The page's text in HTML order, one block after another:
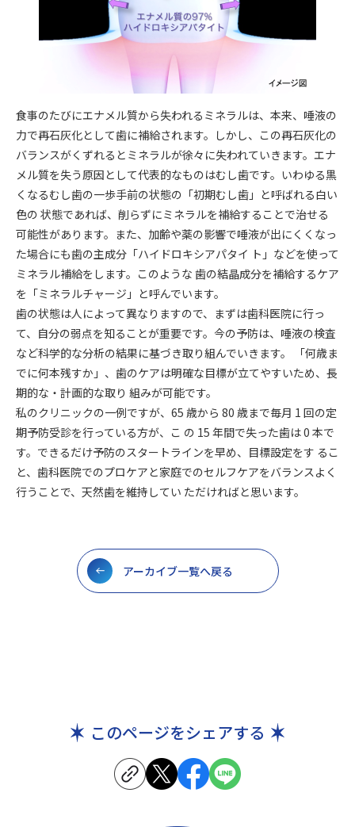
食事のたびにエナメル質から失われるミネラルは、本来、唾液の
力で再石灰化として歯に補給されます。しかし、この再石灰化の
バランスがくずれるとミネラルが徐々に失われていきます。エナ
メル質を失う原因として代表的なものはむし歯です。いわゆる黒
くなるむし歯の一歩手前の状態の「初期むし歯」と呼ばれる白い
色の 状態であれば、削らずにミネラルを補給することで治せる
可能性があります。また、加齢や薬の影響で唾液が出にくくなっ
た場合にも歯の主成分「ハイドロキシアパタイ ト」などを使って
ミネラル補給をします。このような 歯の結晶成分を補給するケア
を「ミネラルチャージ」と呼んでいます。
歯の状態は人によって異なりますので、まずは歯科医院に行っ
て、自分の弱点を知ることが重要です。今の予防は、唾液の検査
など科学的な分析の結果に基づき取り組んでいきます。 「何歳ま
でに何本残すか」、歯のケアは明確な目標が立てやすいため、長
期的な・計画的な取り 組みが可能です。
私のクリニックの一例ですが、65 歳から 80 歳まで毎月 1 回の定
期予防受診を行っている方が、こ の 15 年間で失った歯は 0 本で
す。できるだけ予防のスタートラインを早め、目標設定をす るこ
と、歯科医院でのプロケアと家庭でのセルフケアをバランスよく
行うことで、天然歯を維持してい ただければと思います。
アーカイブ一覧へ戻る
このページをシェアする